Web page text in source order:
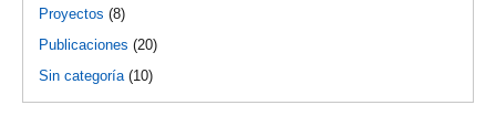
Proyectos (8)
Publicaciones (20)
Sin categoría (10)